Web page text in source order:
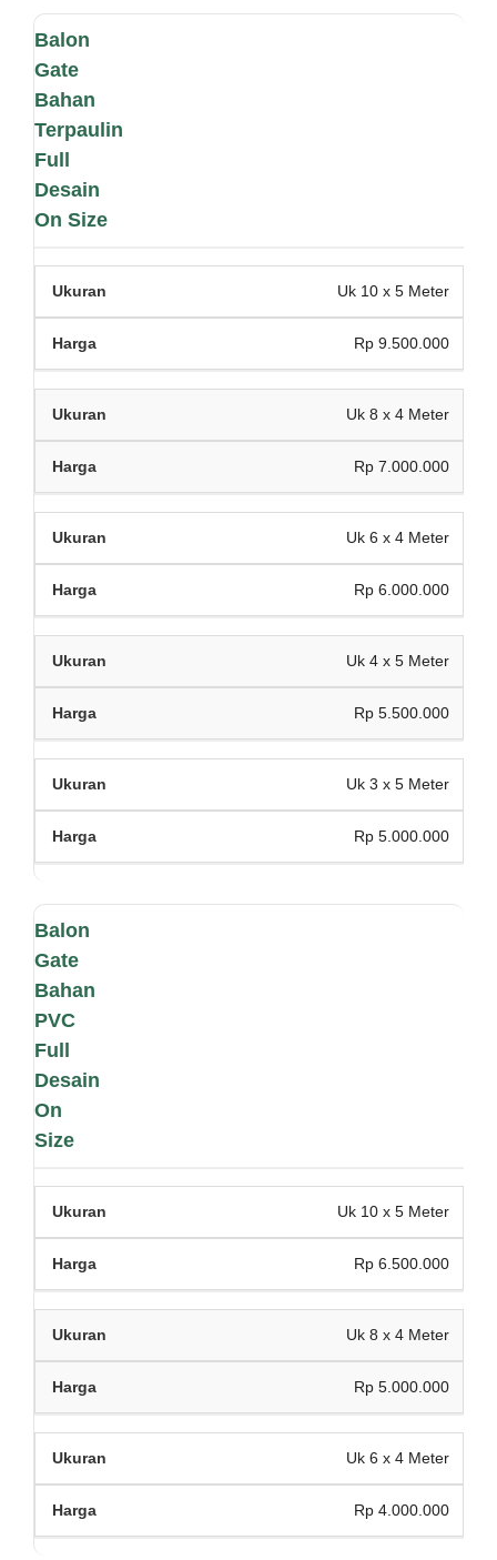
Balon
Gate
Bahan
Terpaulin
Full
Desain
On Size
Uk 10 x 5 Meter
Rp 9.500.000
Uk 8 x 4 Meter
Rp 7.000.000
Uk 6 x 4 Meter
Rp 6.000.000
Uk 4 x 5 Meter
Rp 5.500.000
Uk 3 x 5 Meter
Rp 5.000.000
Balon
Gate
Bahan
PVC
Full
Desain
On
Size
Uk 10 x 5 Meter
Rp 6.500.000
Uk 8 x 4 Meter
Rp 5.000.000
Uk 6 x 4 Meter
Rp 4.000.000